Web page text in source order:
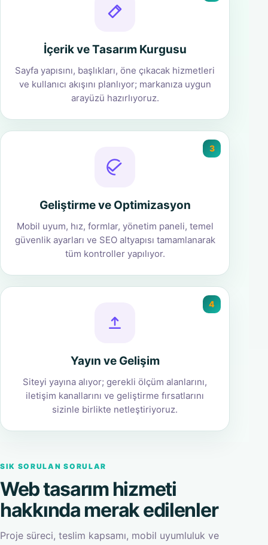
İçerik ve Tasarım Kurgusu
Sayfa yapısını, başlıkları, öne çıkacak hizmetleri
ve kullanıcı akışını planlıyor; markanıza uygun
arayüzü hazırlıyoruz.
3
Geliştirme ve Optimizasyon
Mobil uyum, hız, formlar, yönetim paneli, temel
güvenlik ayarları ve SEO altyapısı tamamlanarak
tüm kontroller yapılıyor.
4
Yayın ve Gelişim
Siteyi yayına alıyor; gerekli ölçüm alanlarını,
iletişim kanallarını ve geliştirme fırsatlarını
sizinle birlikte netleştiriyoruz.
SIK SORULAN SORULAR
Web tasarım hizmeti
hakkında merak edilenler
Proje süreci, teslim kapsamı, mobil uyumluluk ve